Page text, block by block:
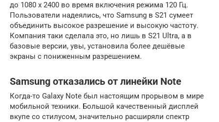
до 1080 x 2400 во время включения режима 120 Гц.
Пользователи надеялись, что Samsung в S21 сумеет
объединить высокое разрешение и высокую частоту.
Компания таки сделала это, но лишь в S21 Ultra, а в
базовые версии, увы, установила более дешёвые
экраны с пониженным разрешением.
Samsung отказались от линейки Note
Когда-то Galaxy Note был настоящим прорывом в мире
мобильной техники. Большой качественный дисплей
вкупе со стилусом, значительно расширяли спектр